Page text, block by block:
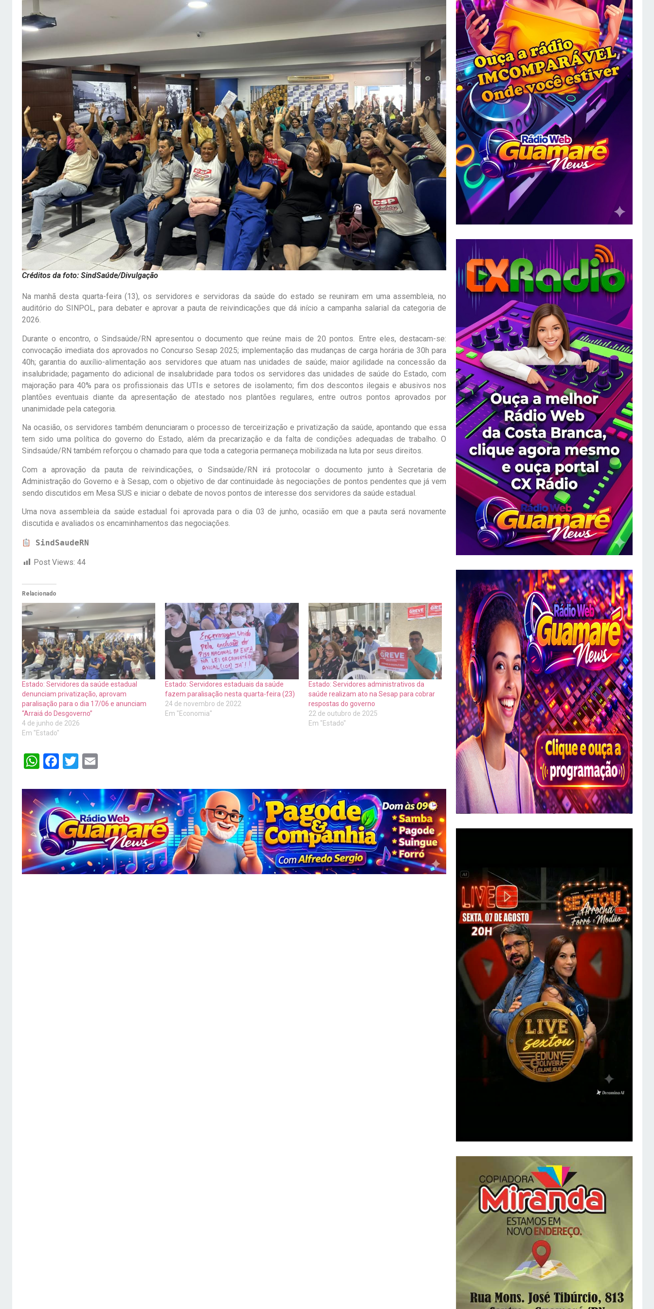
Créditos da foto: SindSaúde/Divulgação
Na manhã desta quarta-feira (13), os servidores e servidoras da saúde do estado se reuniram em uma assembleia, no
auditório do SINPOL, para debater e aprovar a pauta de reivindicações que dá início a campanha salarial da categoria de
2026.
Durante o encontro, o Sindsaúde/RN apresentou o documento que reúne mais de 20 pontos. Entre eles, destacam-se:
convocação imediata dos aprovados no Concurso Sesap 2025; implementação das mudanças de carga horária de 30h para
40h; garantia do auxílio-alimentação aos servidores que atuam nas unidades de saúde; maior agilidade na concessão da
insalubridade; pagamento do adicional de insalubridade para todos os servidores das unidades de saúde do Estado, com
majoração para 40% para os profissionais das UTIs e setores de isolamento; fim dos descontos ilegais e abusivos nos
plantões eventuais diante da apresentação de atestado nos plantões regulares, entre outros pontos aprovados por
unanimidade pela categoria.
Na ocasião, os servidores também denunciaram o processo de terceirização e privatização da saúde, apontando que essa
tem sido uma política do governo do Estado, além da precarização e da falta de condições adequadas de trabalho. O
Sindsaúde/RN também reforçou o chamado para que toda a categoria permaneça mobilizada na luta por seus direitos.
Com a aprovação da pauta de reivindicações, o Sindsaúde/RN irá protocolar o documento junto à Secretaria de
Administração do Governo e à Sesap, com o objetivo de dar continuidade às negociações de pontos pendentes que já vem
sendo discutidos em Mesa SUS e iniciar o debate de novos pontos de interesse dos servidores da saúde estadual.
Uma nova assembleia da saúde estadual foi aprovada para o dia 03 de junho, ocasião em que a pauta será novamente
discutida e avaliados os encaminhamentos das negociações.
SindSaudeRN
Post Views: 44
Relacionado
Estado: Servidores da saúde estadual
denunciam privatização, aprovam
paralisação para o dia 17/06 e anunciam
“Arraiá do Desgoverno”
4 de junho de 2026
Em "Estado"
Estado: Servidores estaduais da saúde
fazem paralisação nesta quarta-feira (23)
24 de novembro de 2022
Em "Economia"
Estado: Servidores administrativos da
saúde realizam ato na Sesap para cobrar
respostas do governo
22 de outubro de 2025
Em "Estado"
WhatsApp
Facebook
Twitter
Email